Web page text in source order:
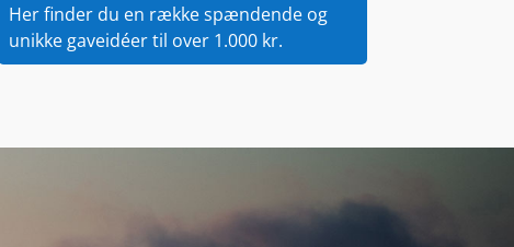
Her finder du en række spændende og
unikke gaveidéer til over 1.000 kr.